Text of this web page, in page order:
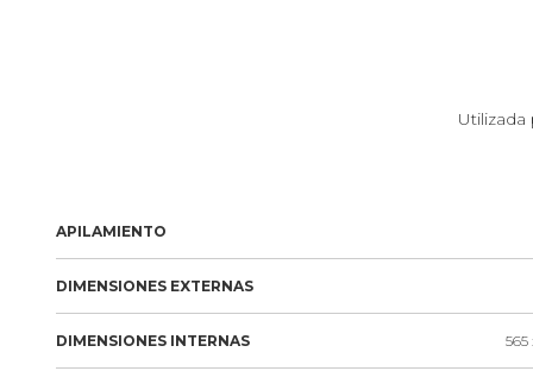
APILAMIENTO
DIMENSIONES EXTERNAS
DIMENSIONES INTERNAS 565